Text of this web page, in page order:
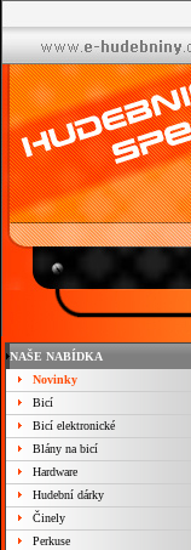
NAŠE NABÍDKA
Novinky
Bicí
Bicí elektronické
Blány na bicí
Hardware
Hudební dárky
Činely
Perkuse